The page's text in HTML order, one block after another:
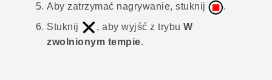
Aby zatrzymać nagrywanie, stuknij
.
Stuknij
, aby wyjść z trybu W
zwolnionym tempie.